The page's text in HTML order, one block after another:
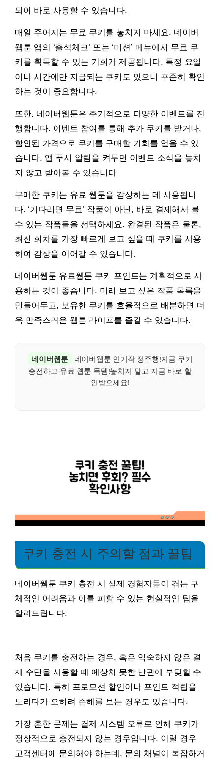
되어 바로 사용할 수 있습니다.
매일 주어지는 무료 쿠키를 놓치지 마세요. 네이버
웹툰 앱의 ‘출석체크’ 또는 ‘미션’ 메뉴에서 무료 쿠
키를 획득할 수 있는 기회가 제공됩니다. 특정 요일
이나 시간에만 지급되는 쿠키도 있으니 꾸준히 확인
하는 것이 중요합니다.
또한, 네이버웹툰은 주기적으로 다양한 이벤트를 진
행합니다. 이벤트 참여를 통해 추가 쿠키를 받거나,
할인된 가격으로 쿠키를 구매할 기회를 얻을 수 있
습니다. 앱 푸시 알림을 켜두면 이벤트 소식을 놓치
지 않고 받아볼 수 있습니다.
구매한 쿠키는 유료 웹툰을 감상하는 데 사용됩니
다. ‘기다리면 무료’ 작품이 아닌, 바로 결제해서 볼
수 있는 작품들을 선택하세요. 완결된 작품은 물론,
최신 회차를 가장 빠르게 보고 싶을 때 쿠키를 사용
하여 감상을 이어갈 수 있습니다.
네이버웹툰 유료웹툰 쿠키 포인트는 계획적으로 사
용하는 것이 좋습니다. 미리 보고 싶은 작품 목록을
만들어두고, 보유한 쿠키를 효율적으로 배분하면 더
욱 만족스러운 웹툰 라이프를 즐길 수 있습니다.
네이버웹툰
네이버웹툰 인기작 정주행!지금 쿠키
충전하고 유료 웹툰 득템!놓치지 말고 지금 바로 할
인받으세요!
쿠키 충전 시 주의할 점과 꿀팁
네이버웹툰 쿠키 충전 시 실제 경험자들이 겪는 구
체적인 어려움과 이를 피할 수 있는 현실적인 팁을
알려드립니다.
처음 쿠키를 충전하는 경우, 혹은 익숙하지 않은 결
제 수단을 사용할 때 예상치 못한 난관에 부딪힐 수
있습니다. 특히 프로모션 할인이나 포인트 적립을
노리다가 오히려 손해를 보는 경우도 있습니다.
가장 흔한 문제는 결제 시스템 오류로 인해 쿠키가
정상적으로 충전되지 않는 경우입니다. 이럴 경우
고객센터에 문의해야 하는데, 문의 채널이 복잡하거